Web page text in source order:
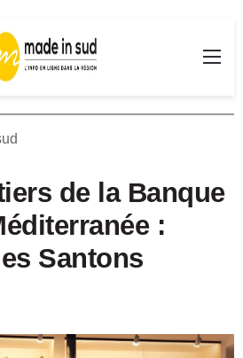
de la Banque
:
Santons